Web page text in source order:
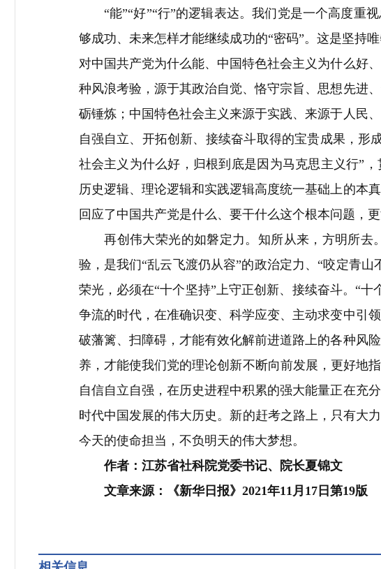
“能”“好”“行”的逻辑表达。我们党是一个高度重
够成功、未来怎样才能继续成功的“密码”。这是坚持
对中国共产党为什么能、中国特色社会主义为什么好
种风浪考验，源于其政治自觉、恪守宗旨、思想先进
砺锤炼；中国特色社会主义来源于实践、来源于人民
自强自立、开拓创新、接续奋斗取得的宝贵成果，
社会主义为什么好，归根到底是因为马克思主义行”
历史逻辑、理论逻辑和实践逻辑高度统一基础上的本
回应了中国共产党是什么、要干什么这个根本问题，
再创伟大荣光的如磐定力。知所从来，方明所去
验，是我们“乱云飞渡仍从容”的政治定力、“咬定青山
荣光，必须在“十个坚持”上守正创新、接续奋斗。“十
争流的时代，在准确识变、科学应变、主动求变中引
破藩篱、扫障碍，才能有效化解前进道路上的各种风
养，才能使我们党的理论创新不断向前发展，更好地指
自信自立自强，在历史进程中积累的强大能量正在充
时代中国发展的伟大历史。新的赶考之路上，只有大
今天的使命担当，不负明天的伟大梦想。
作者：江苏省社科院党委书记、院长夏锦文
文章来源：《新华日报》 2021年11月 17日第19版